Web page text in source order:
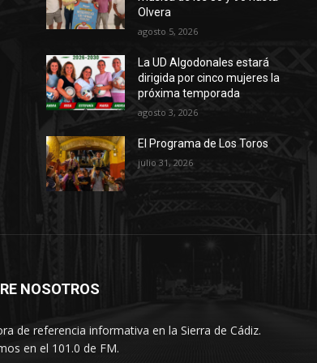
Olvera
agosto 5, 2026
La UD Algodonales estará
dirigida por cinco mujeres la
próxima temporada
agosto 3, 2026
El Programa de Los Toros
julio 31, 2026
NOSOTROS
de referencia informativa en la Sierra de Cádiz.
en el 101.0 de FM.